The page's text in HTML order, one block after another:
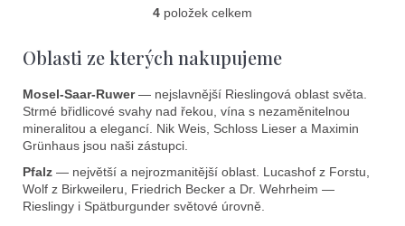
O
l
d
a
c
í
p
r
4 položek celkem
Oblasti ze kterých nakupujeme
Mosel-Saar-Ruwer— nejslavnější Rieslingová oblast světa.
Strmé břidlicové svahy nad řekou, vína s nezaměnitelnou
mineralitou a elegancí. Nik Weis, Schloss Lieser a Maximin
Grünhaus jsou naši zástupci.
Pfalz — největší a nejrozmanitější oblast. Lucashof z Forstu,
Wolf z Birkweileru, Friedrich Becker a Dr. Wehrheim —
Rieslingy i Spätburgunder světové úrovně.